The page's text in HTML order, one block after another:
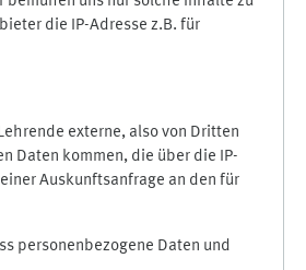
die IP-Adresse z.B. für
externe, also von Dritten
Daten kommen, die über die IP-
Auskunftsanfrage an den für
personenbezogene Daten und